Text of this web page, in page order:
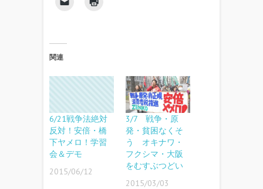
関連
6/21戦争法絶対
反対！安倍・橋
下ヤメロ！学習
会＆デモ
2015/06/12
3/7 戦争・原
発・貧困なくそ
う オキナワ・
フクシマ・大阪
をむすぶつどい
2015/03/03